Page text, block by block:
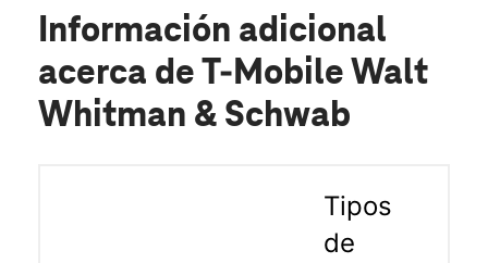
is out of the way for me, but in the future, I
will definitely go back there for any issues I
may have. Thank you Jose!!
Información adicional
acerca de T-Mobile Walt
Whitman & Schwab
Tipos
de